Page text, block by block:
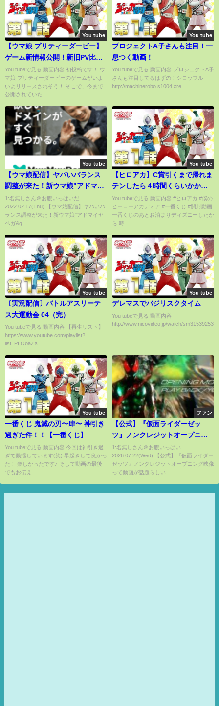
You tube
【ウマ娘 プリティーダービー】
ゲーム新情報公開！新旧PV比較
してみた
You tubeで見る 動画内容 初投稿です！ ウ
マ娘 プリティーダービーのゲームがいよ
いよリリースされそう！ そこで、今まで
公開されていた...
You tube
プロジェクトA子さんも注目！一
息つく動画！
You tubeで見る 動画内容 プロジェクトA子
さんも注目してるはずの！シロッフル
http://machinerobo.s1004.xre...
You tube
【ウマ娘配信】ヤバいバランス
調整が来た！新ウマ娘"アドマイ
ヤベガ"引く‼追込枠の加速期待
ウマ娘を引くべきか最速性能評
価！新ウマ娘/新ガチャサポカピ
1:名無しさん＠お腹いっぱいだ
2022.02.17(Thu) 【ウマ娘配信】ヤバいバ
ランス調整が来た！新ウマ娘"アドマイヤ
ベガ&q...
You tube
【ヒロアカ】C賞引くまで帰れま
テンしたら４時間くらいかかっ
た一番くじになりました😂【開
封動画】
You tubeで見る 動画内容 #ヒロアカ #僕の
ヒーローアカデミア #一番くじ #開封動画
一番くじのあとお泊まりディズニーしたか
ら 時...
You tube
〔実況配信〕バトルアスリーテ
ス大運動会 04（完）
You tubeで見る 動画内容 【再生リスト】
https://www.youtube.com/playlist?
list=PLOoaZX...
You tube
デレマスでバジリスクタイム
You tubeで見る 動画内容
http://www.nicovideo.jp/watch/sm31539253...
You tube
一番くじ 鬼滅の刃〜肆〜 神引き
過ぎた件！！【一番くじ】
You tubeで見る 動画内容 今回は神引き過
ぎて動揺しています(笑) 早起きして良かっ
た！ 楽しかったです♪ そして動画の最後
でもお伝え...
ファン
【公式】『仮面ライダーゼッ
ツ』ノンクレジットオープニン
グ映像
1:名無しさん＠お腹いっぱい
2026.07.22(Wed) 【公式】『仮面ライダー
ゼッツ』ノンクレジットオープニング映像
って動画が話題らしい...